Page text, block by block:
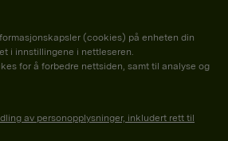
(cookies) på enheten din
i innstillingene i nettleseren.
for å forbedre nettsiden, samt til analyse og
av personopplysninger, inkludert rett til